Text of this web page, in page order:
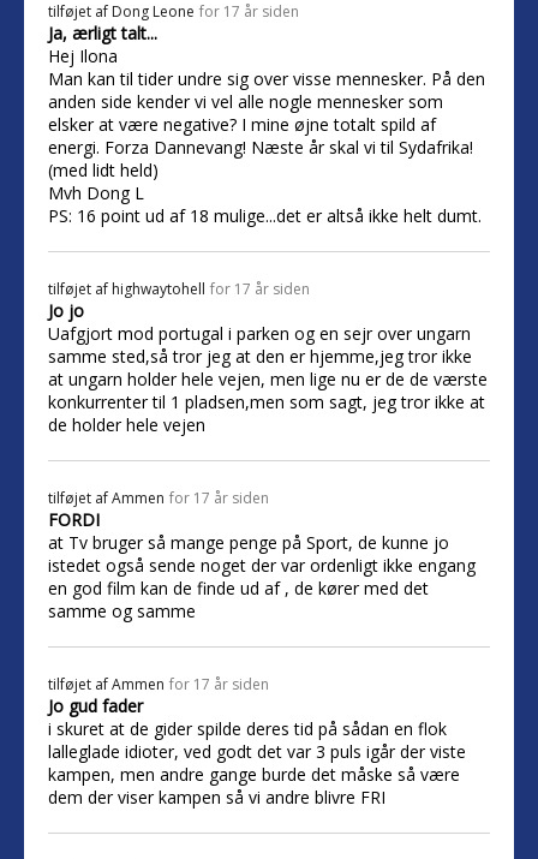
tilføjet af Dong Leone for 17 år siden
Ja, ærligt talt...
Hej Ilona
Man kan til tider undre sig over visse mennesker. På den
anden side kender vi vel alle nogle mennesker som
elsker at være negative? I mine øjne totalt spild af
energi. Forza Dannevang! Næste år skal vi til Sydafrika!
(med lidt held)
Mvh Dong L
PS: 16 point ud af 18 mulige...det er altså ikke helt dumt.
tilføjet af highwaytohell for 17 år siden
Jo jo
Uafgjort mod portugal i parken og en sejr over ungarn
samme sted,så tror jeg at den er hjemme,jeg tror ikke
at ungarn holder hele vejen, men lige nu er de de værste
konkurrenter til 1 pladsen,men som sagt, jeg tror ikke at
de holder hele vejen
tilføjet afAmmen for 17 år siden
FORDI
at Tv bruger så mange penge på Sport, de kunne jo
istedet også sende noget der var ordenligt ikke engang
en god film kan de finde ud af , de kører med det
samme og samme
tilføjet afAmmen for 17 år siden
Jo gud fader
i skuret at de gider spilde deres tid på sådan en flok
lalleglade idioter, ved godt det var 3 puls igår der viste
kampen, men andre gange burde det måske så være
dem der viser kampen så vi andre blivre FRI